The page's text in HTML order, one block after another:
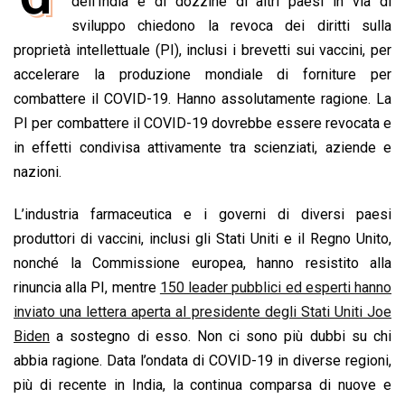
o
o
k
s
A
p
p
e
d
I
n
a
d
s
l
L
i
n
k
t
sviluppo chiedono la revoca dei diritti sulla
proprietà intellettuale (PI), inclusi i brevetti sui vaccini, per
accelerare la produzione mondiale di forniture per
combattere il COVID-19. Hanno assolutamente ragione. La
PI per combattere il COVID-19 dovrebbe essere revocata e
in effetti condivisa attivamente tra scienziati, aziende e
nazioni.
L’industria farmaceutica e i governi di diversi paesi
produttori di vaccini, inclusi gli Stati Uniti e il Regno Unito,
nonché la Commissione europea, hanno resistito alla
rinuncia alla PI, mentre 150 leader pubblici ed esperti hanno
inviato una lettera aperta al presidente degli Stati Uniti Joe
Biden a sostegno di esso. Non ci sono più dubbi su chi
abbia ragione. Data l’ondata di COVID-19 in diverse regioni,
più di recente in India, la continua comparsa di nuove e